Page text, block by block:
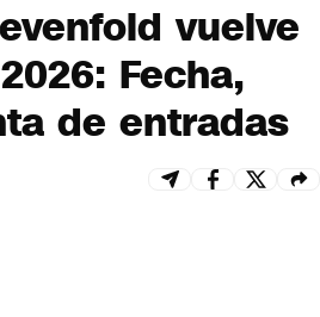
vuelve
Fecha,
de entradas